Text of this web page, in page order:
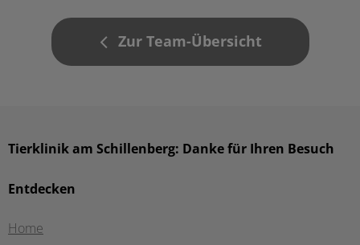
Zur Team-Übersicht
Entdecken
Home
Tierklinik am Schillenberg: Danke für Ihren Besuch